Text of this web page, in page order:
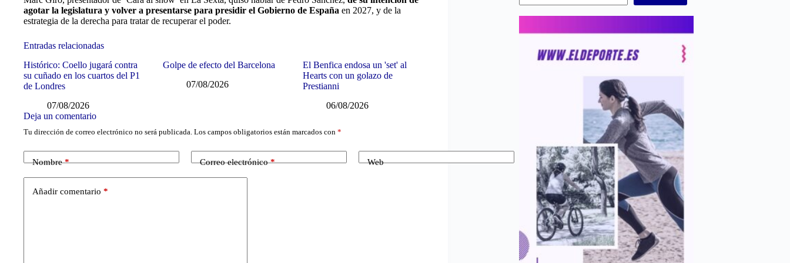
agotar la legislatura y volver a presentarse para presidir el Gobierno de España en 2027, y de la
estrategia de la derecha para tratar de recuperar el poder.
Entradas relacionadas
Histórico: Coello jugará contra
su cuñado en los cuartos del P1
de Londres
07/08/2026
Golpe de efecto del Barcelona
07/08/2026
El Benfica endosa un 'set' al
Hearts con un golazo de
Prestianni
06/08/2026
Deja un comentario
Tu dirección de correo electrónico no será publicada. Los campos obligatorios están marcados con *
Nombre* Correo electrónico* Web
Añadir comentario *